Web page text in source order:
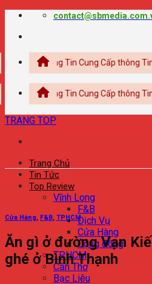
Chuyển
Tin Cung Cấp thông Tin Dịch Vụ
Tin Cung Cấp thông Tin Dịch Vụ
TRANG TOP
Trang Chủ
Tin Tức
Top Review
Vĩnh Long
F&B
Dịch Vụ
Cửa Hàng
Cộng đồng
TPHCM
Cần Thơ
Bạc Liêu
Cửa Hàng, F&B, TPHCM
Ăn gì ở đường Vạn
ghé ở Bình Thạnh